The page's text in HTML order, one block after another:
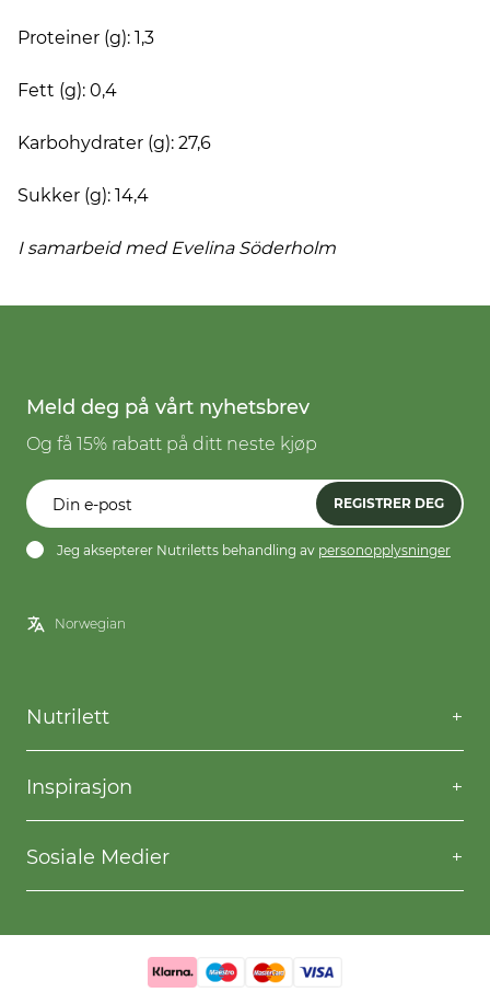
Proteiner (g): 1,3
Fett (g): 0,4
Karbohydrater (g): 27,6
Sukker (g): 14,4
I samarbeid med Evelina Söderholm
Meld deg på vårt nyhetsbrev
Og få 15% rabatt på ditt neste kjøp
REGISTRER DEG
Jeg aksepterer Nutriletts behandling av personopplysninger
Nutrilett
Kontakt oss
Spørsmål og svar
Frakt og levering
Kjøpsbetingelser
Inspirasjon
Willpower
Oppskrifter
Gå ned i vekt
Sosiale Medier
Facebook